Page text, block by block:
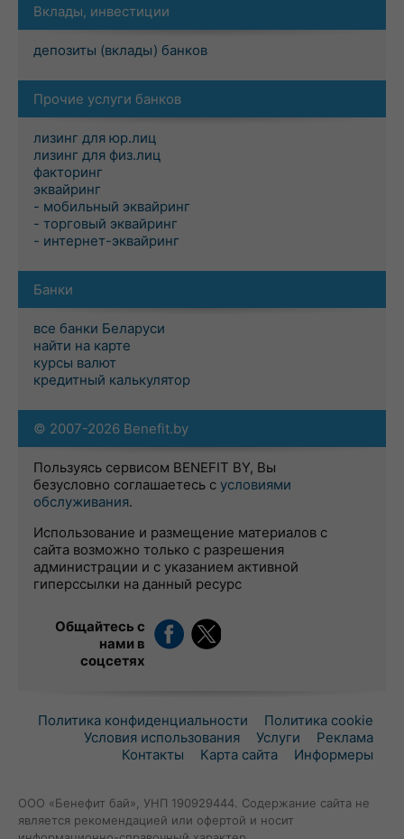
Вклады, инвестиции
депозиты (вклады) банков
Прочие услуги банков
лизинг для юр.лиц
лизинг для физ.лиц
факторинг
эквайринг
- мобильный эквайринг
- торговый эквайринг
- интернет-эквайринг
Банки
все банки Беларуси
найти на карте
курсы валют
кредитный калькулятор
© 2007-2026 Benefit.by
Пользуясь сервисом BENEFIT BY, Вы
безусловно соглашаетесь с условиями
обслуживания.
Использование и размещение материалов с
сайта возможно только с разрешения
администрации и с указанием активной
гиперссылки на данный ресурс
Общайтесь с
нами в
соцсетях
Политика конфиденциальности
Политика cookie
Условия использования
Услуги
Реклама
Контакты
Карта сайта Информеры
ООО «Бенефит бай», УНП 190929444. Содержание сайта не
является рекомендацией или офертой и носит